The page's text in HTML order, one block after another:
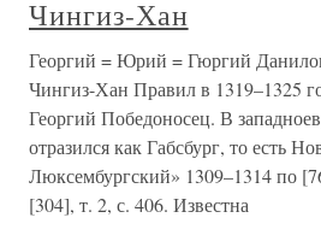
Чингиз-Хан
Георгий = Юрий = Гюргий
Чингиз-Хан Правил в 1319–1325
Георгий Победоносец. В
отразился как Габсбург, то есть
Люксембургский» 1309–1314 по
[304], т. 2, с. 406. Известна